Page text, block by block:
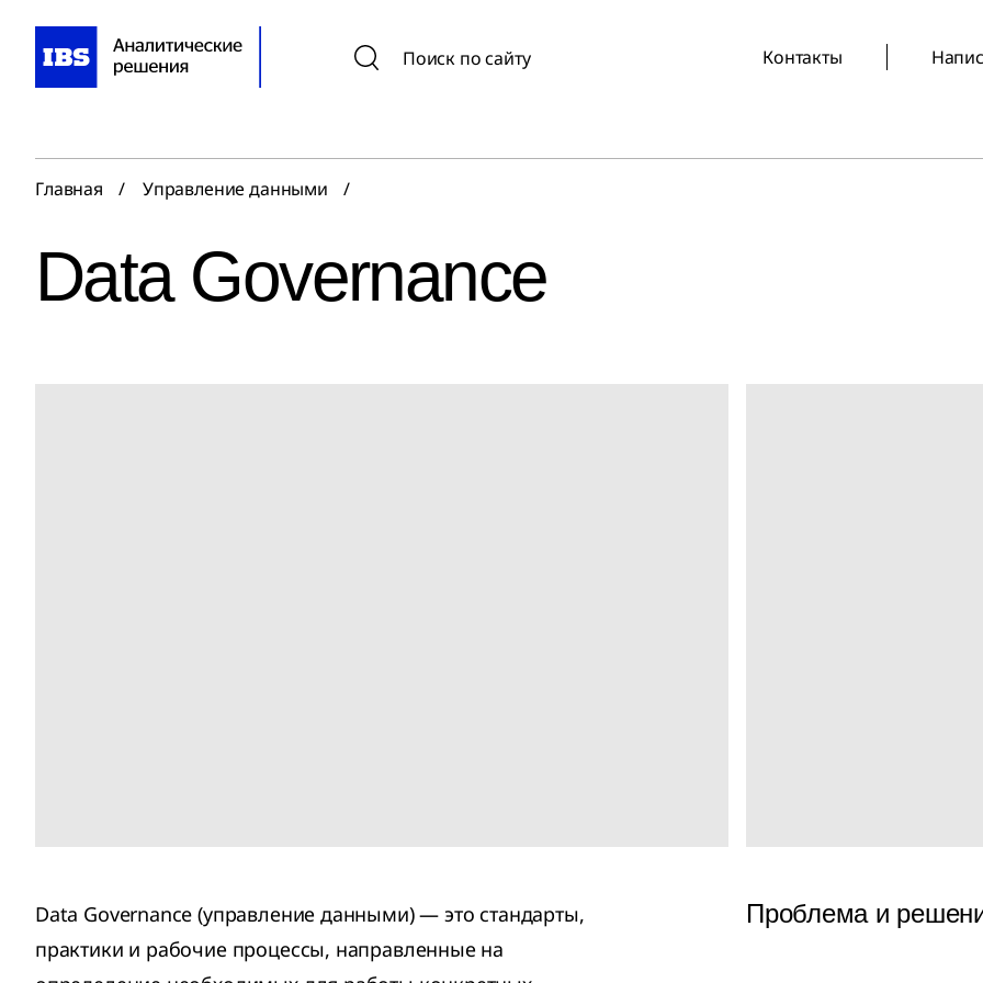
Поиск по сайту Контакты
Главная Управление данными
Data Governance
Data Governance (управление данными) — это стандарты,
практики и рабочие процессы, направленные на
Проблема и